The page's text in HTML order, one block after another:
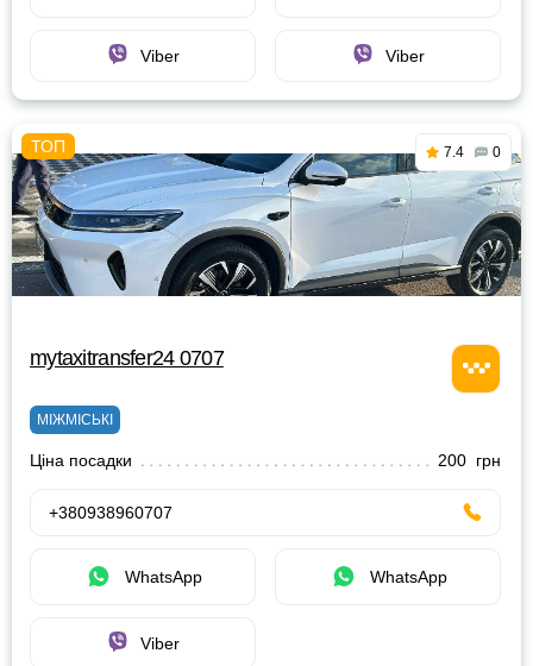
Viber Viber
7.4 0
mytaxitransfer24 0707
МІЖМІСЬКІ
Ціна посадки 200 грн
+380938960707
WhatsApp WhatsApp
Viber